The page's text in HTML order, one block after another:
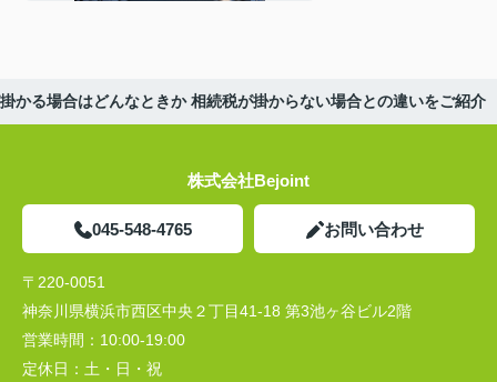
かる場合はどんなときか 相続税が掛からない場合との違いをご紹介
株式会社Bejoint
045-548-4765 お問い合わせ
〒220-0051
神奈川県横浜市西区中央２丁目41-18 第3池ヶ谷ビル2階
営業時間： 10:00-19:00
定休日： 土・日・祝